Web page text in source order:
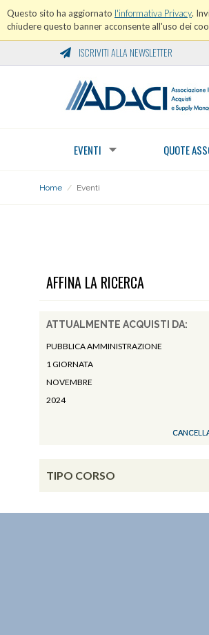
Questo sito ha aggiornato l'informativa Privacy.
chiudere questo banner acconsente all'uso dei
ISCRIVITI ALLA NEWSLETTER
EVENTI QUOTE
Home / Eventi
AFFINA LA RICERCA
ATTUALMENTE ACQUISTI DA:
PUBBLICA AMMINISTRAZIONE
1 GIORNATA
NOVEMBRE
2024
TIPO CORSO